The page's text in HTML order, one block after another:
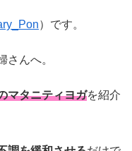
）です。
さんへ。
マタニティヨガを紹介